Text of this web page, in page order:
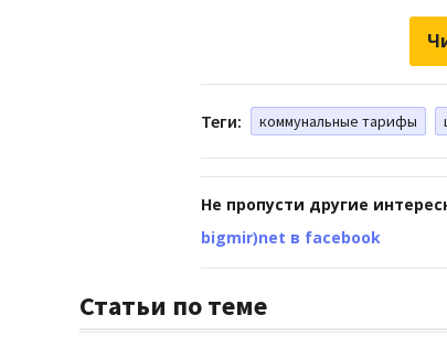
Теги: коммунальные тарифы
Не пропусти другие
bigmir)net в facebook
Статьи по теме